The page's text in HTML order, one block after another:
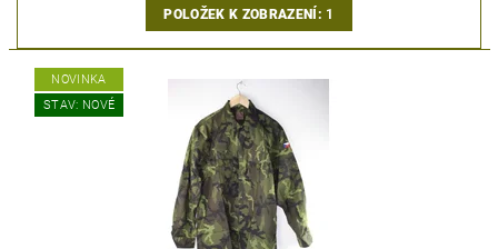
POLOŽEK K ZOBRAZENÍ: 1
NOVINKA
STAV: NOVÉ